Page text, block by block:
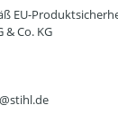
EU-
& Co. KG